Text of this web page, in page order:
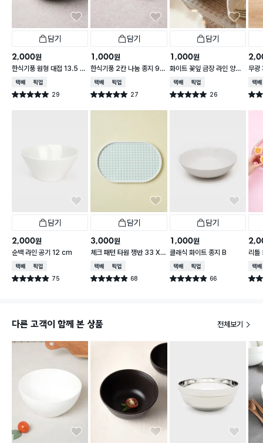
담기
2,000원
한식기풍 원형 대접 13.5 c
m
택배배송매장픽업
별점 5.0점 29
건 작성
담기
1,000원
한식기풍 2칸 나눔 종지 9 c
m
택배배송매장픽업
별점 5.0점 27
건 작성
담기
1,000원
화이트 꽃잎 금장 라인 양각
종지 10 cm
택배배송매장픽업
별점 5.0점 26
건 작성
무광
접
택배
별점
담기
2,000원
순백 라인 공기 12 cm
택배배송매장픽업
별점 4.9점 75
건 작성
담기
3,000원
체크 패턴 타원 쟁반 33 X
21 cm
택배배송매장픽업
별점 4.9점 68
건 작성
담기
1,000원
클래식 화이트 종지 B
택배배송매장픽업
별점 4.9점 66
건 작성
리틀
피
택배
별점
다른 고객이 함께 본 상품 전체보기